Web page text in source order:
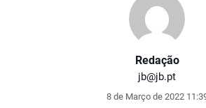
Redação
jb@jb.pt
8 de Março de 2022